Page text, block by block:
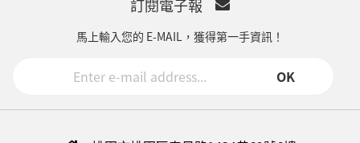
訂閱電子報
馬上輸入您的 E-MAIL，獲得第一手資訊！
OK